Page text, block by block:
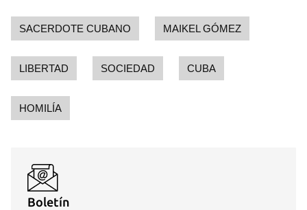
SACERDOTE CUBANO MAIKEL GÓMEZ
LIBERTAD SOCIEDAD CUBA
HOMILÍA
Boletín